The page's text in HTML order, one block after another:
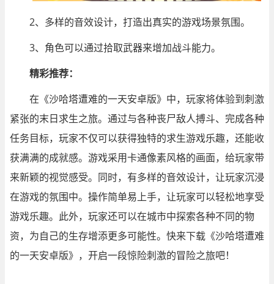
2、多样的音效设计，打造出真实的游戏场景氛围。
3、角色可以通过拾取武器来增加战斗能力。
精彩推荐：
在《沙哈塔遭难的一天安卓版》中，玩家将体验到刺激
紧张的末日求生之旅。通过与各种丧尸敌人搏斗、完成各种
任务目标，玩家不仅可以获得独特的求生游戏乐趣，还能收
获满满的成就感。游戏采用卡通像素风格的画面，给玩家带
来新颖的视觉感受。同时，有多样的音效设计，让玩家沉浸
在游戏的氛围中。操作简单易上手，让玩家可以轻松地享受
游戏乐趣。此外，玩家还可以在城市中探索各种不同的物
资，为自己的生存增添更多可能性。快来下载《沙哈塔遭难
的一天安卓版》，开启一段惊险刺激的冒险之旅吧！